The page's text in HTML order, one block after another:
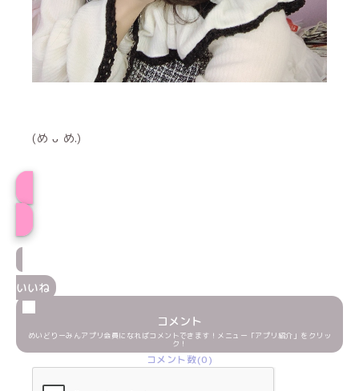
(め ᴗ め.)
いいね
コメント
めいどりーみんアプリ会員になればコメントできます！メニュー「アプリ紹介」をクリッ
ク！
コメント数(0)